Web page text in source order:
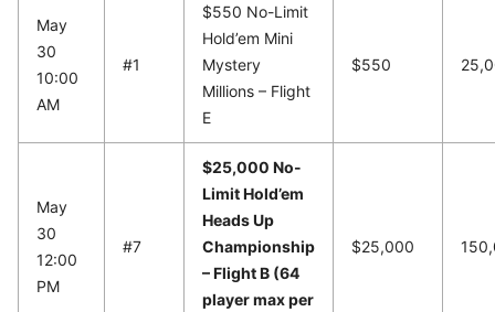
May
30
10:00
AM
#1
$550 No-Limit
Hold’em Mini
Mystery
Millions – Flight
E
$550
May
30
12:00
PM
#7
$25,000 No-
Limit Hold’em
Heads Up
Championship
– Flight B (64
player max per
$25,000